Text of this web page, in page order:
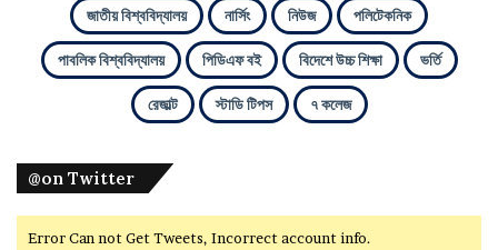
জাতীয় বিশ্ববিদ্যালয় নার্সিং নিউজ পলিটেকনিক
পাবলিক বিশ্ববিদ্যালয় পিডিএফ বই বিদেশে উচ্চ শিক্ষা ভর্তি
রেজাল্ট স্টাডি টিপস ৭ কলেজ
@on Twitter
Error Can not Get Tweets, Incorrect account info.